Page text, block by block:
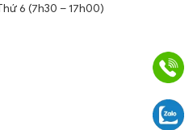
6 (7h30 – 17h00)